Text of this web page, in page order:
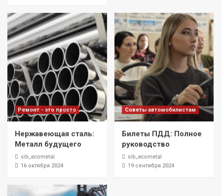
Ремонт - это просто
Нержавеющая сталь:
Металл будущего
sib_ecometal
16 октября 2024
Советы автомобилистам
Билеты ПДД: Полное
руководство
sib_ecometal
19 сентября 2024